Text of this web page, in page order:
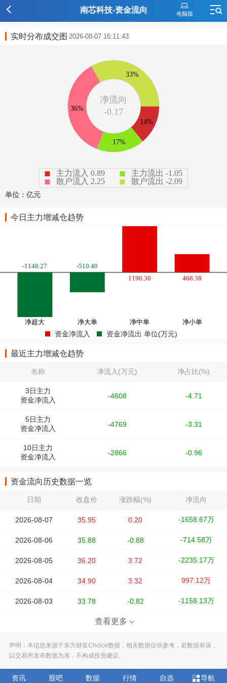
南芯科技-资金流向
实时分布成交图 2026-08-07 16:11:43
今日主力增减仓趋势
资金净流入 资金净流出 单位(万元)
最近主力增减仓趋势
名称 净流入(万元) 净占比(%)
3日主力
资金净流入
-4608 -4.71
5日主力
资金净流入
-4769 -3.31
10日主力
资金净流入
-2866 -0.96
资金流向历史数据一览
日期 收盘价 涨跌幅(%) 净流向
2026-08-07 35.95 0.20 -1658.67万
2026-08-06 35.88 -0.88 -714.58万
2026-08-05 36.20 3.72 -2235.17万
2026-08-04 34.90 3.32 997.12万
2026-08-03 33.78 -0.82 -1158.13万
查看更多
声明：本信息来源于东方财富Choice数据，相关数据仅供参考，若数据有误，
以交易所发布数据为准，不构成投资建议。
资讯 股吧 数据 行情 自选 导航